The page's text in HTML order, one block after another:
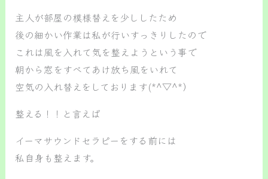
主人が部屋の模様替えを少ししたため
後の細かい作業は私が行いすっきりしたので
これは風を入れて気を整えようという事で
朝から窓をすべてあけ放ち風をいれて
空気の入れ替えをしております(*^▽^*）
整える！！と言えば
イーマサウンドセラピーをする前には
私自身も整えます。